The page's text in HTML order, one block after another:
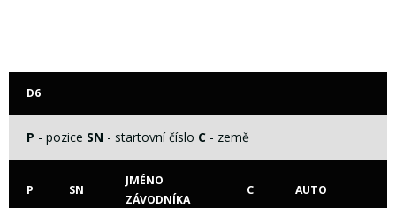
D6
P - pozice SN - startovní číslo C - země
P SN
JMÉNO
ZÁVODNÍKA
C AUTO